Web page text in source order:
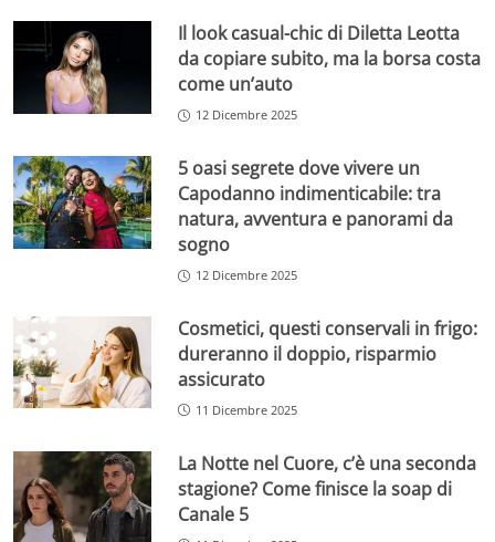
Il look casual-chic di Diletta Leotta
da copiare subito, ma la borsa costa
come un’auto
12 Dicembre 2025
5 oasi segrete dove vivere un
Capodanno indimenticabile: tra
natura, avventura e panorami da
sogno
12 Dicembre 2025
Cosmetici, questi conservali in frigo:
dureranno il doppio, risparmio
assicurato
11 Dicembre 2025
La Notte nel Cuore, c’è una seconda
stagione? Come finisce la soap di
Canale 5